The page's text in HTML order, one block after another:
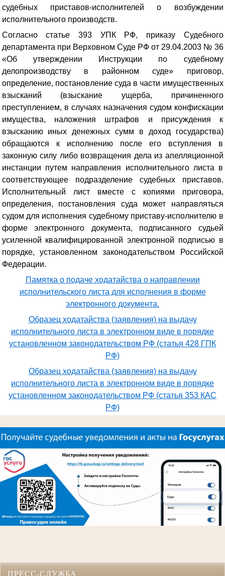
судебных приставов-исполнителей о возбуждении
исполнительного производств.
Согласно статье 393 УПК РФ, приказу Судебного
департамента при Верховном Суде РФ от 29.04.2003 № 36
«Об утверждении Инструкции по судебному
делопроизводству в районном суде» приговор,
определение, постановление суда в части имущественных
взысканий (взыскание ущерба, причиненного
преступлением, в случаях назначения судом конфискации
имущества, наложения штрафов и присуждения к
взысканию иных денежных сумм в доход государства)
обращаются к исполнению после его вступления в
законную силу либо возвращения дела из апелляционной
инстанции путем направления исполнительного листа в
соответствующее подразделение судебных приставов.
Исполнительный лист вместе с копиями приговора,
определения, постановления суда может направляться
судом для исполнения судебному приставу-исполнителю в
форме электронного документа, подписанного судьей
усиленной квалифицированной электронной подписью в
порядке, установленном законодательством Российской
Федерации.
Памятка о подаче ходатайства о направлении
исполнительского листа для исполнения в форме
электронного документа.
Образец ходатайства (заявления) на выдачу
исполнительного листа в электронном виде в порядке
установленном законодательством РФ (статья 428 ГПК
РФ)
Образец ходатайства (заявления) на выдачу
исполнительного листа в электронном виде в порядке
установленном законодательством РФ (статья 353 КАС
РФ)
ПРЕСС-СЛУЖБА